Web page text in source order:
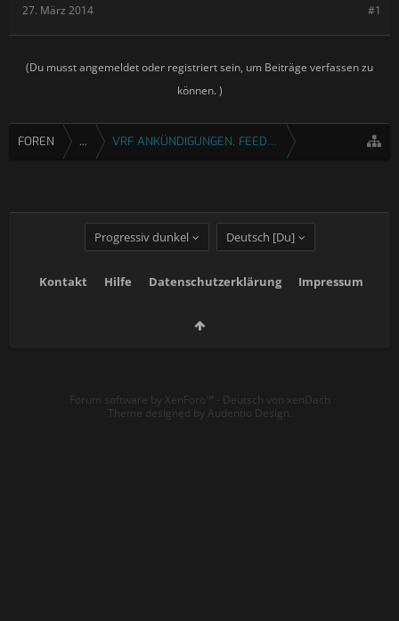
#1
27. März 2014
(Du musst angemeldet oder registriert sein, um Beiträge verfassen zu
können. )
FOREN ... VRF ANKÜNDIGUNGEN, FEEDBACK & FRAGEN
Progressiv dunkel Deutsch [Du]
Kontakt Hilfe Datenschutzerklärung Impressum
Forum software by XenForo™ - Deutsch von xenDach
Theme designed by Audentio Design.